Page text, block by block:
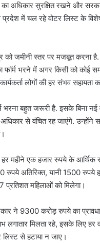
अधिकार सुरक्षित रखने और
प्रदेश में चल रहे वोटर लिस्ट के
जमीनी स्तर पर मजबूत करना
भरने में अगर किसी को कोई
लोगों की हर संभव सहायता
बहुत जरूरी है. इसके बिना नई
से वंचित रह जाएंगे.
महीने एक हजार रुपये के आर्थिक
अतिरिक्त, यानी 1500 रुपये
महिलाओं को मिलेगा।
ने 9300 करोड़ रुपये का
मिलता रहे, इसके लिए हर
से हटाया न जाए।